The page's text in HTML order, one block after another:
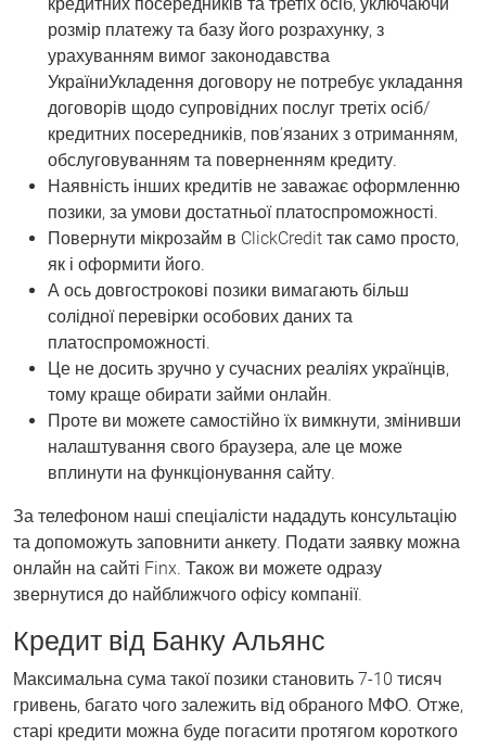
розмір платежу та базу його розрахунку, з
урахуванням вимог законодавства
УкраїниУкладення договору не потребує укладання
договорів щодо супровідних послуг третіх осіб/
кредитних посередників, пов’язаних з отриманням,
обслуговуванням та поверненням кредиту.
Наявність інших кредитів не заважає оформленню
позики, за умови достатньої платоспроможності.
Повернути мікрозайм в ClickCredit так само просто,
як і оформити його.
А ось довгострокові позики вимагають більш
солідної перевірки особових даних та
платоспроможності.
Це не досить зручно у сучасних реаліях українців,
тому краще обирати займи онлайн.
Проте ви можете самостійно їх вимкнути, змінивши
налаштування свого браузера, але це може
вплинути на функціонування сайту.
За телефоном наші спеціалісти нададуть консультацію
та допоможуть заповнити анкету. Подати заявку можна
онлайн на сайті Finx. Також ви можете одразу
звернутися до найближчого офісу компанії.
Кредит від Банку Альянс
Максимальна сума такої позики становить 7-10 тисяч
гривень, багато чого залежить від обраного МФО. Отже,
старі кредити можна буде погасити протягом короткого